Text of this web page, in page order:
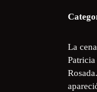
La